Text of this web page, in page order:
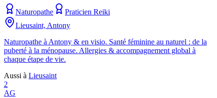
Naturopathe
Praticien Reiki
Lieusaint, Antony
Naturopathe à Antony & en visio. Santé féminine au naturel : de la
puberté à la ménopause. Allergies & accompagnement global à
chaque étape de vie.
Aussi à Lieusaint
2
AG